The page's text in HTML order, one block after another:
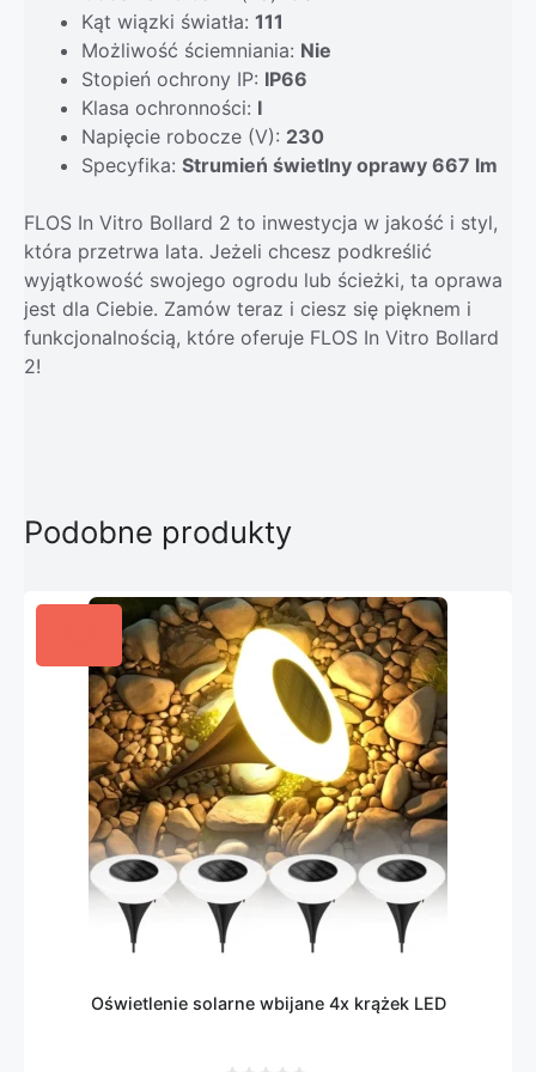
Kąt wiązki światła: 111
Możliwość ściemniania: Nie
Stopień ochrony IP: IP66
Klasa ochronności: I
Napięcie robocze (V): 230
Specyfika: Strumień świetlny oprawy 667 lm
FLOS In Vitro Bollard 2 to inwestycja w jakość i styl,
która przetrwa lata. Jeżeli chcesz podkreślić
wyjątkowość swojego ogrodu lub ścieżki, ta oprawa
jest dla Ciebie. Zamów teraz i ciesz się pięknem i
funkcjonalnością, które oferuje FLOS In Vitro Bollard
2!
Podobne produkty
Oświetlenie solarne wbijane 4x krążek LED